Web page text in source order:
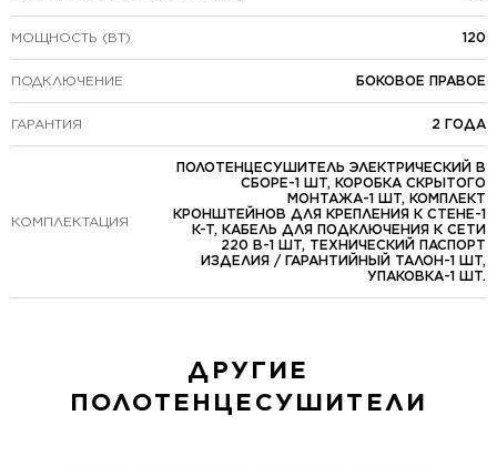
МОЩНОСТЬ (ВТ) 120
ПОДКЛЮЧЕНИЕ БОКОВОЕ ПРАВОЕ
ГАРАНТИЯ 2 ГОДА
КОМПЛЕКТАЦИЯ
ПОЛОТЕНЦЕСУШИТЕЛЬ ЭЛЕКТРИЧЕСКИЙ В
СБОРЕ-1 ШТ, КОРОБКА СКРЫТОГО
МОНТАЖА-1 ШТ, КОМПЛЕКТ
КРОНШТЕЙНОВ ДЛЯ КРЕПЛЕНИЯ К СТЕНЕ-1
К-Т, КАБЕЛЬ ДЛЯ ПОДКЛЮЧЕНИЯ К СЕТИ
220 В-1 ШТ, ТЕХНИЧЕСКИЙ ПАСПОРТ
ИЗДЕЛИЯ / ГАРАНТИЙНЫЙ ТАЛОН-1 ШТ,
УПАКОВКА-1 ШТ.
ДРУГИЕ
ПОЛОТЕНЦЕСУШИТЕЛИ